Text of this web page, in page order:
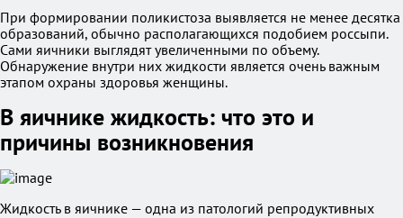
При формировании поликистоза выявляется не менее десятка
образований, обычно располагающихся подобием россыпи.
Сами яичники выглядят увеличенными по объему.
Обнаружение внутри них жидкости является очень важным
этапом охраны здоровья женщины.
В яичнике жидкость: что это и
причины возникновения
Жидкость в яичнике — одна из патологий репродуктивных